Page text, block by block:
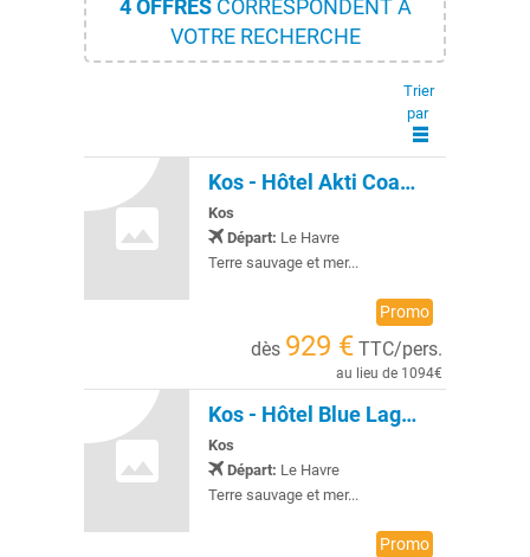
DEPART PARIS
PROMOTIONS
4 OFFRESCORRESPONDENT À
VOTRE RECHERCHE
Trier
par
Kos - Hôtel Akti Coast Club 4*NL
Kos
Départ: Le Havre
Terre sauvage et mer...
Promo
dès 929 € TTC/pers.
au lieu de 1094€
Kos - Hôtel Blue Lagoon Resort 5*NL
Kos
Départ: Le Havre
Terre sauvage et mer...
Promo